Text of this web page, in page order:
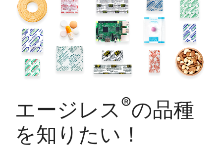
エージレス®の品種
を知りたい！